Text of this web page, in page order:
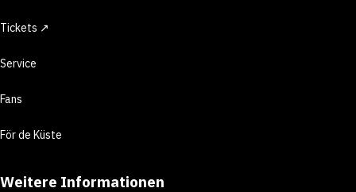
Tickets ↗
Service
Fans
För de Küste
Weitere Informationen